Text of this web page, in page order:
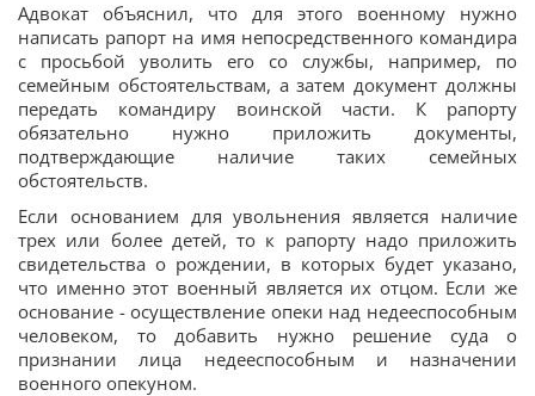
Адвокат объяснил, что для этого военному нужно
написать рапорт на имя непосредственного командира
с просьбой уволить его со службы, например, по
семейным обстоятельствам, а затем документ должны
передать командиру воинской части. К рапорту
обязательно нужно приложить документы,
подтверждающие наличие таких семейных
обстоятельств.
Если основанием для увольнения является наличие
трех или более детей, то к рапорту надо приложить
свидетельства о рождении, в которых будет указано,
что именно этот военный является их отцом. Если же
основание - осуществление опеки над недееспособным
человеком, то добавить нужно решение суда о
признании лица недееспособным и назначении
военного опекуном.